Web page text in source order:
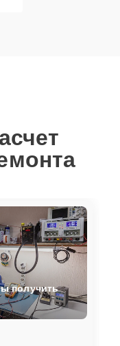
получить